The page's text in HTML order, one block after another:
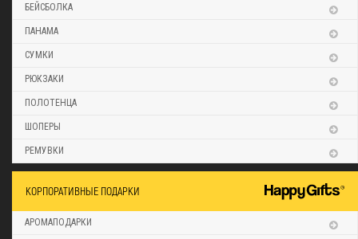
БЕЙСБОЛКА
ПАНАМА
СУМКИ
РЮКЗАКИ
ПОЛОТЕНЦА
ШОПЕРЫ
РЕМУВКИ
КОРПОРАТИВНЫЕ ПОДАРКИ
АРОМАПОДАРКИ